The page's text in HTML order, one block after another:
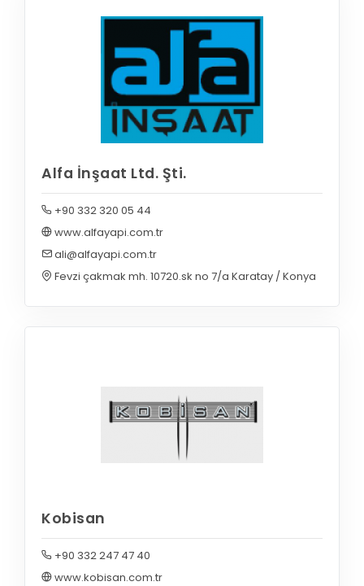
Alfa İnşaat Ltd. Şti.
+90 332 320 05 44
www.alfayapi.com.tr
ali@alfayapi.com.tr
Fevzi çakmak mh. 10720.sk no 7/a Karatay / Konya
Kobisan
+90 332 247 47 40
www.kobisan.com.tr